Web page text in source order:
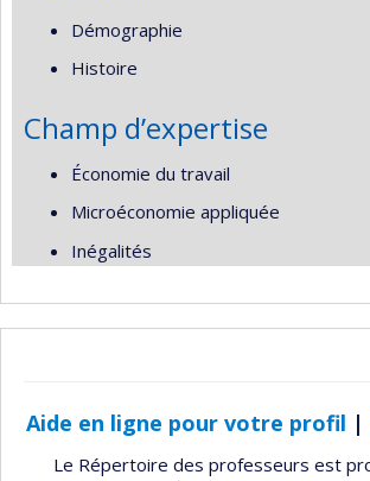
Démographie
Histoire
Champ d’expertise
Économie du travail
Microéconomie appliquée
Inégalités
Aide en ligne pour votre profil |
Le Répertoire des professeurs est